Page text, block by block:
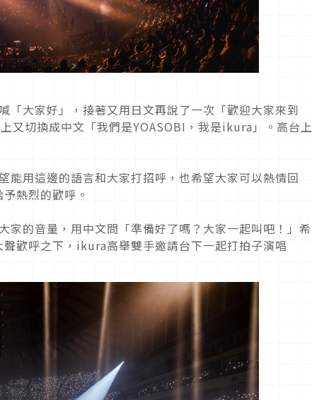
大家好」，接著又用日文再說了一次「歡迎大家來到
又切換成中文「我們是YOASOBI，我是ikura」。高台上
用這邊的語言和大家打招呼，也希望大家可以熱情回
熱烈的歡呼。
的音量，用中文問「準備好了嗎？大家一起叫吧！」希
歡呼之下，ikura高舉雙手邀請台下一起打拍子演唱